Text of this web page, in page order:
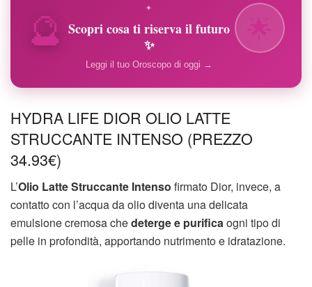
🔮 ✦
Scopri cosa ti riserva il futuro
✨
Leggi il tuo Oroscopo di oggi →
HYDRA LIFE DIOR OLIO LATTE
STRUCCANTE INTENSO (PREZZO
34.93€)
L’Olio Latte Struccante Intenso firmato Dior, invece, a
contatto con l’acqua da olio diventa una delicata
emulsione cremosa chedeterge e purificaogni tipo di
pelle in profondità, apportando nutrimento e idratazione.